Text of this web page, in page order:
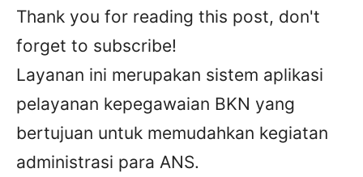
Thank you for reading this post, don't
forget to subscribe!
Layanan ini merupakan sistem aplikasi
pelayanan kepegawaian BKN yang
bertujuan untuk memudahkan kegiatan
administrasi para ANS.